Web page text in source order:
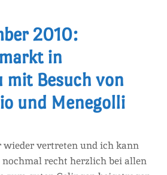
2010:
in
mit Besuch von
und Menegolli
vertreten und ich kann
nochmal recht herzlich bei allen